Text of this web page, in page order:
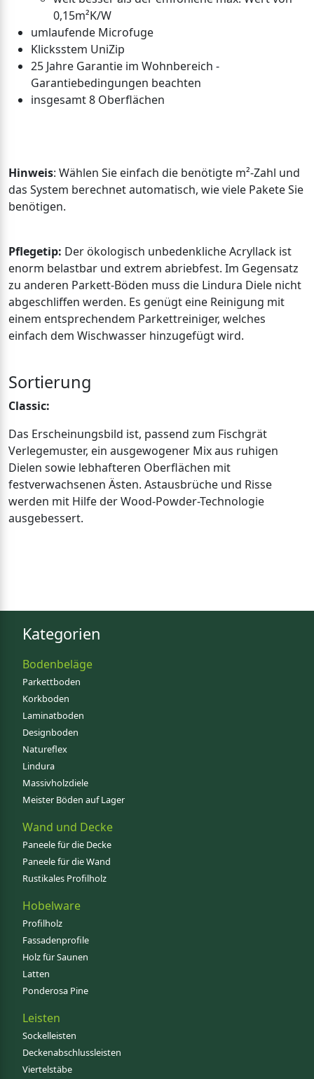
0,15m²K/W
umlaufende Microfuge
Klicksstem UniZip
25 Jahre Garantie im Wohnbereich -
Garantiebedingungen beachten
insgesamt 8 Oberflächen
Hinweis: Wählen Sie einfach die benötigte m²-Zahl und
das System berechnet automatisch, wie viele Pakete Sie
benötigen.
Pflegetip: Der ökologisch unbedenkliche Acryllack ist
enorm belastbar und extrem abriebfest. Im Gegensatz
zu anderen Parkett-Böden muss die Lindura Diele nicht
abgeschliffen werden. Es genügt eine Reinigung mit
einem entsprechendem Parkettreiniger, welches
einfach dem Wischwasser hinzugefügt wird.
Sortierung
Classic:
Das Erscheinungsbild ist, passend zum Fischgrät
Verlegemuster, ein ausgewogener Mix aus ruhigen
Dielen sowie lebhafteren Oberflächen mit
festverwachsenen Ästen. Astausbrüche und Risse
werden mit Hilfe der Wood-Powder-Technologie
ausgebessert.
Kategorien
Bodenbeläge
Parkettboden
Korkboden
Laminatboden
Designboden
Natureflex
Lindura
Massivholzdiele
Meister Böden auf Lager
Wand und Decke
Paneele für die Decke
Paneele für die Wand
Rustikales Profilholz
Hobelware
Profilholz
Fassadenprofile
Holz für Saunen
Latten
Ponderosa Pine
Leisten
Sockelleisten
Deckenabschlussleisten
Viertelstäbe